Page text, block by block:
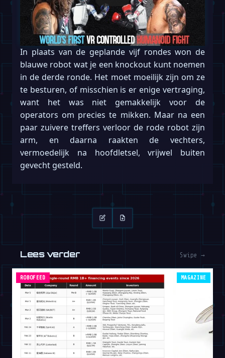
In plaats van de geplande vijf rondes won de
blauwe robot wat je een knockout kunt noemen
in de derde ronde. Het moet moeilijk zijn om ze
te besturen, of misschien is er enige vertraging,
want het was niet gemakkelijk voor de
operators om precies te mikken. Maar na een
paar zuivere treffers verloor de rode robot zijn
arm, en daarna raakten de vechters,
vermoedelijk na hoofdletsel, vrijwel buiten
gevecht gesteld.
Lees verder Swipe →
ROBOFEED MAGAZINE